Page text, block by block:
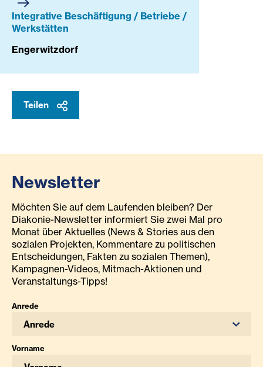
Integrative Beschäftigung / Betriebe /
Werkstätten
Engerwitzdorf
Teilen
Newsletter
Möchten Sie auf dem Laufenden bleiben? Der
Diakonie-Newsletter informiert Sie zwei Mal pro
Monat über Aktuelles (News & Stories aus den
sozialen Projekten, Kommentare zu politischen
Entscheidungen, Fakten zu sozialen Themen),
Kampagnen-Videos, Mitmach-Aktionen und
Veranstaltungs-Tipps!
Anrede
Anrede
Vorname